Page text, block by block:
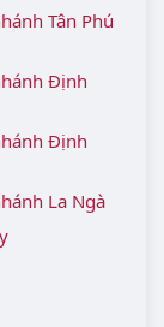
Tân Phú
Định
Định
La Ngà